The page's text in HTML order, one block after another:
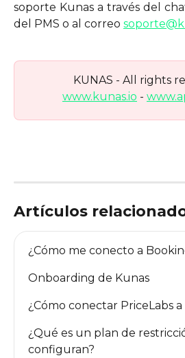
soporte Kunas a través del
del PMS o al correo
KUNAS - All rights
www.kunas.io -
Artículos
¿Cómo me conecto a
Onboarding de Kunas
¿Cómo conectar PriceLabs a
¿Qué es un plan de
configuran?